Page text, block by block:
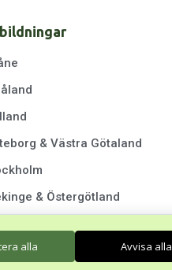
& Västra Götaland
& Östergötland
alla Avvisa alla